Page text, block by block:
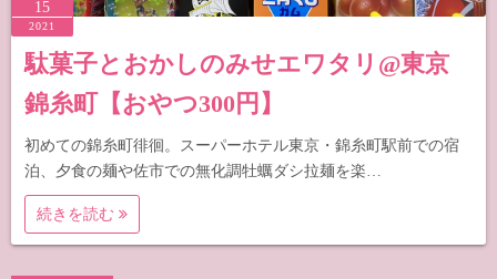
15
2021
駄菓子とおかしのみせエワタリ@東京
錦糸町【おやつ300円】
初めての錦糸町徘徊。スーパーホテル東京・錦糸町駅前での宿
泊、夕食の麺や佐市での無化調牡蠣ダシ拉麺を楽…
続きを読む